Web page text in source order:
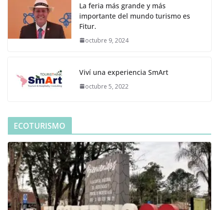
La feria más grande y más
importante del mundo turismo es
Fitur.
octubre 9, 2024
Viví una experiencia SmArt
octubre 5, 2022
ECOTURISMO